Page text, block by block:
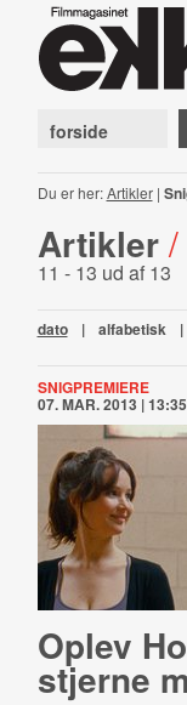
forside
Du er her:Artikler|
Artikler /
11 - 13 ud af 13
dato | alfabetisk |
SNIGPREMIERE
07. MAR. 2013 | 13:35
Oplev
stjerne